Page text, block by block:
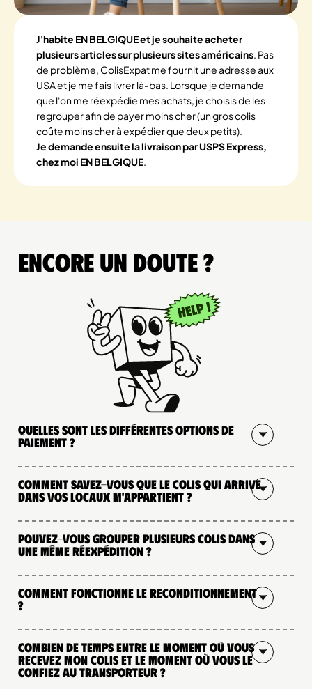
J'habite EN BELGIQUE et je souhaite acheter
plusieurs articles sur plusieurs sites américains. Pas
de problème, ColisExpat me fournit une adresse aux
USA et je me fais livrer là-bas. Lorsque je demande
que l'on me réexpédie mes achats, je choisis de les
regrouper afin de payer moins cher (un gros colis
coûte moins cher à expédier que deux petits).
Je demande ensuite la livraison par USPS Express,
chez moi EN BELGIQUE.
Encore un doute ?
Quelles sont les différentes options de
paiement ?
Comment savez-vous que le colis qui arrive
dans vos locaux m'appartient ?
Pouvez-vous grouper plusieurs colis dans
une même réexpédition ?
Comment fonctionne le reconditionnement
?
Combien de temps entre le moment où vous
recevez mon colis et le moment où vous le
confiez au transporteur ?